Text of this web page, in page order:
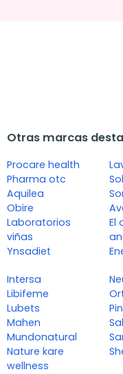
Otras marcas
Procare health
Pharma otc
Aquilea
Obire
Laboratorios
viñas
Ynsadiet
El
Intersa
Libifeme
Lubets
Mahen
Mundonatural
Nature kare
wellness